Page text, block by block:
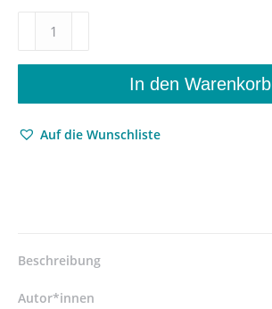
süszlicher
Mensch
Leib,
In den Warenkorb
Auf die Wunschliste
Beschreibung
Autor*innen